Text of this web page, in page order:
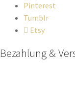
Pinterest
Tumblr
Etsy
Bezahlung &